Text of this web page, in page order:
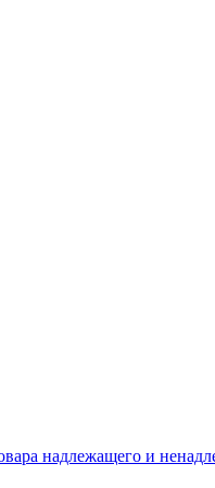
надлежащего и